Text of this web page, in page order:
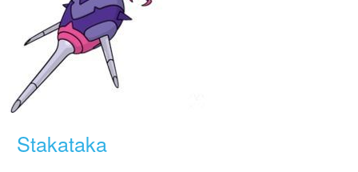
Stakataka